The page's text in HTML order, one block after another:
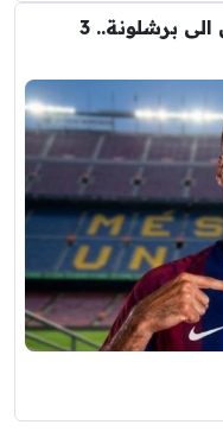
عاجل : رودري يوافق على الانتقال الى برشلونة.. 3